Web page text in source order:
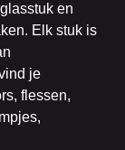
en
Elk stuk is
je
flessen,